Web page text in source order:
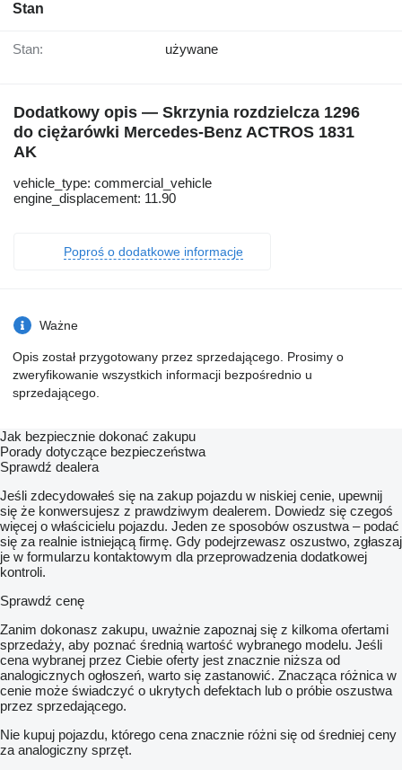
Stan
Stan: używane
Dodatkowy opis — Skrzynia rozdzielcza 1296
do ciężarówki Mercedes-Benz ACTROS 1831
AK
vehicle_type: commercial_vehicle
engine_displacement: 11.90
Poproś o dodatkowe informacje
Ważne
Opis został przygotowany przez sprzedającego. Prosimy o
zweryfikowanie wszystkich informacji bezpośrednio u
sprzedającego.
Jak bezpiecznie dokonać zakupu
Porady dotyczące bezpieczeństwa
Sprawdź dealera
Jeśli zdecydowałeś się na zakup pojazdu w niskiej cenie, upewnij
się że konwersujesz z prawdziwym dealerem. Dowiedz się czegoś
więcej o właścicielu pojazdu. Jeden ze sposobów oszustwa – podać
się za realnie istniejącą firmę. Gdy podejrzewasz oszustwo, zgłaszaj
je w formularzu kontaktowym dla przeprowadzenia dodatkowej
kontroli.
Sprawdź cenę
Zanim dokonasz zakupu, uważnie zapoznaj się z kilkoma ofertami
sprzedaży, aby poznać średnią wartość wybranego modelu. Jeśli
cena wybranej przez Ciebie oferty jest znacznie niższa od
analogicznych ogłoszeń, warto się zastanowić. Znacząca różnica w
cenie może świadczyć o ukrytych defektach lub o próbie oszustwa
przez sprzedającego.
Nie kupuj pojazdu, którego cena znacznie różni się od średniej ceny
za analogiczny sprzęt.